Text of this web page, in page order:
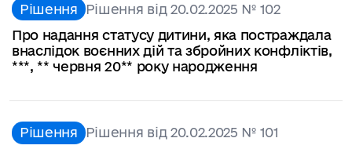
Рішення Рішення від 20.02.2025 № 102
Про надання статусу дитини, яка постраждала
внаслідок воєнних дій та збройних конфліктів,
***, ** червня 20** року народження
Рішення Рішення від 20.02.2025 № 101